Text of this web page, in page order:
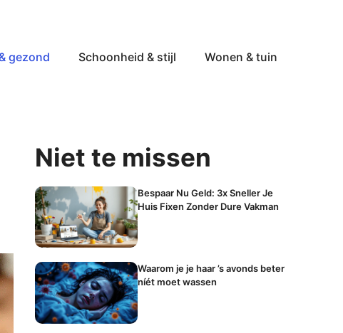
gezond Schoonheid & stijl Wonen & tuin
Niet te missen
Bespaar Nu Geld: 3x Sneller Je
Huis Fixen Zonder Dure Vakman
Waarom je je haar ’s avonds beter
níét moet wassen